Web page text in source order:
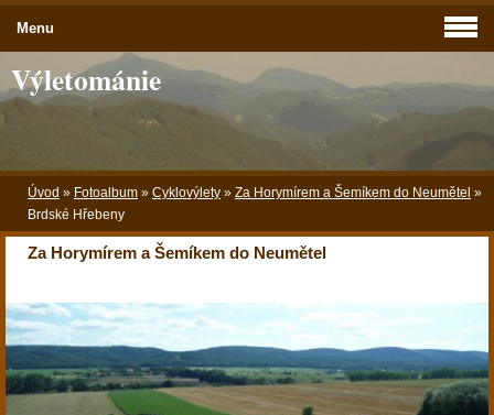
Výletománie
Úvod » Fotoalbum » Cyklovýlety » Za Horymírem a Šemíkem do Neumětel »
Brdské Hřebeny
Za Horymírem a Šemíkem do Neumětel
Menu